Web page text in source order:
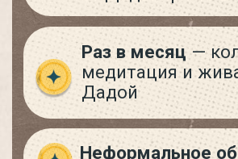
12 коллективных онлайн-
медитацийкаждую неделю
с ведущими проекта
10 йога-классов в неделю для
разных уровней и задач в
прямом эфире